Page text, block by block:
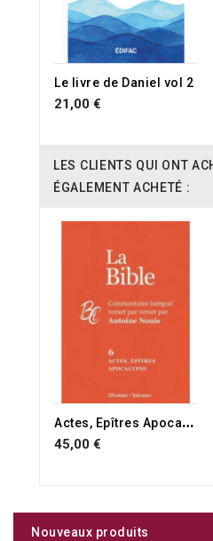
Le livre de Daniel vol 2
21,00 €
LES CLIENTS QUI ONT
ÉGALEMENT ACHETÉ :
A
ctes, Epîtres Apocalypse- Commentaire intégral
45,00 €
Nouveaux produits